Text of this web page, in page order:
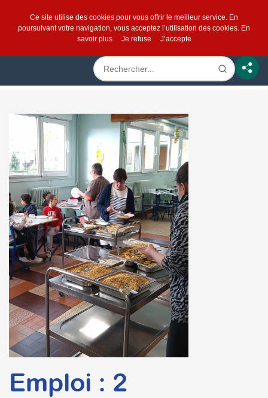
Emploi : 2
Ce site utilise des cookies pour vous offrir le meilleur service. En
poursuivant votre navigation, vous acceptez l’utilisation des cookies. En
savoir plus
Je refuse J’accepte